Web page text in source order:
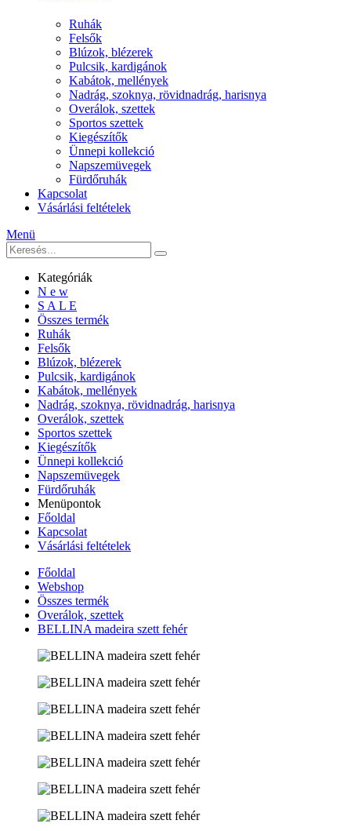
Ruhák
Felsők
Blúzok, blézerek
Pulcsik, kardigánok
Kabátok, mellények
Nadrág, szoknya, rövidnadrág, harisnya
Overálok, szettek
Sportos szettek
Kiegészítők
Ünnepi kollekció
Napszemüvegek
Fürdőruhák
Kapcsolat
Vásárlási feltételek
Menü
Kategóriák
N e w
S A L E
Összes termék
Ruhák
Felsők
Blúzok, blézerek
Pulcsik, kardigánok
Kabátok, mellények
Nadrág, szoknya, rövidnadrág, harisnya
Overálok, szettek
Sportos szettek
Kiegészítők
Ünnepi kollekció
Napszemüvegek
Fürdőruhák
Menüpontok
Főoldal
Kapcsolat
Vásárlási feltételek
Főoldal
Webshop
Összes termék
Overálok, szettek
BELLINA madeira szett fehér